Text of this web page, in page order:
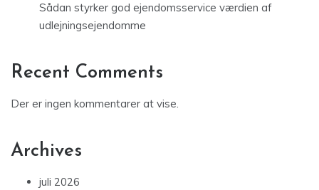
Sådan styrker god ejendomsservice værdien af
udlejningsejendomme
Recent Comments
Der er ingen kommentarer at vise.
Archives
juli 2026